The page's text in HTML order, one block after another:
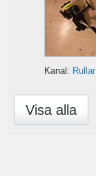
Kanal: Rullar
Visa alla